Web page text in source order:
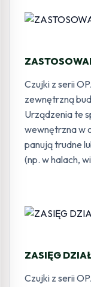
Czujki z serii
zewnętrzną
Urządzenia te
wewnętrzna w
panują trudne
(np. w halach,
ZASIĘG
Czujki z serii